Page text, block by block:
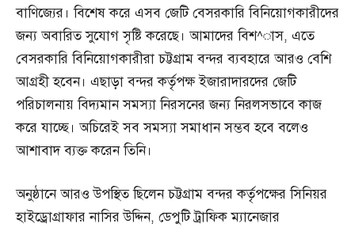
বাণিজ্যের। বিশেষ করে এসব জেটি বেসরকারি বিনিয়োগকারীদের
জন্য অবারিত সুযোগ সৃষ্টি করেছে। আমাদের বিশ^াস, এতে
বেসরকারি বিনিয়োগকারীরা চট্টগ্রাম বন্দর ব্যবহারে আরও বেশি
আগ্রহী হবেন। এছাড়া বন্দর কর্তৃপক্ষ ইজারাদারদের জেটি
পরিচালনায় বিদ্যমান সমস্যা নিরসনের জন্য নিরলসভাবে কাজ
করে যাচ্ছে। অচিরেই সব সমস্যা সমাধান সম্ভব হবে বলেও
আশাবাদ ব্যক্ত করেন তিনি।
অনুষ্ঠানে আরও উপস্থিত ছিলেন চট্টগ্রাম বন্দর কর্তৃপক্ষের সিনিয়র
হাইড্রোগ্রাফার নাসির উদ্দিন, ডেপুটি ট্রাফিক ম্যানেজার